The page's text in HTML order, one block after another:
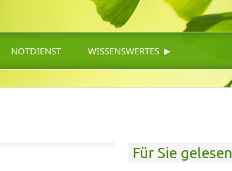
NOTDIENST WISSENSWERTES ▸
Für Sie gelesen